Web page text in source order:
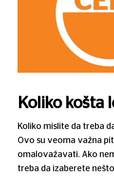
Koliko košta
Koliko mislite da treba
Ovo su veoma važna
omalovažavati. Ako
treba da izaberete